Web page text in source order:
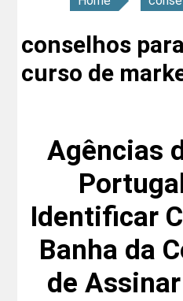
conselhos
curso de
Agências
Identificar
Banha da
de